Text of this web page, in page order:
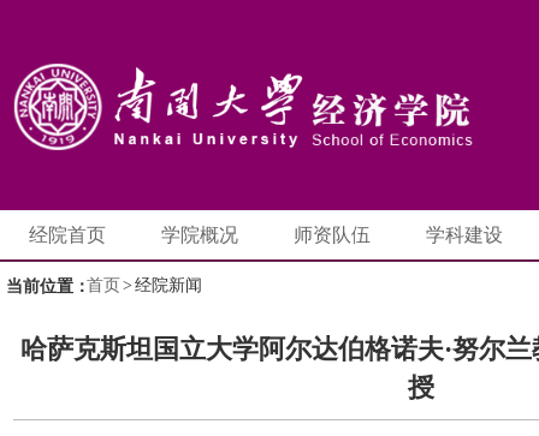
经院首页 学院概况 师资队伍 学科建设
当前位置：首页 > 经院新闻
哈萨克斯坦国立大学阿尔达伯格诺夫·努尔
授